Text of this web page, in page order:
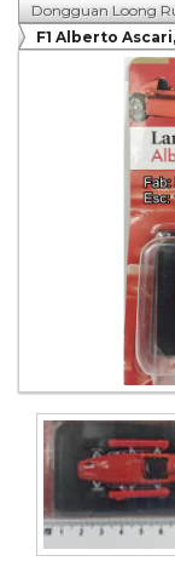
Dongguan Loong
F1 Alberto